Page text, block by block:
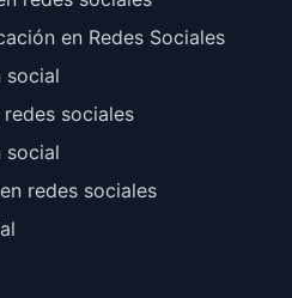
en Redes Sociales
social
sociales
social
redes sociales